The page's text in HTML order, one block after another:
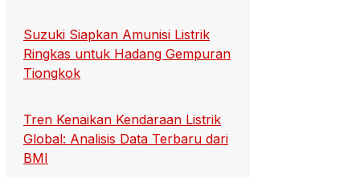
Suzuki Siapkan Amunisi Listrik
Ringkas untuk Hadang Gempuran
Tiongkok
Tren Kenaikan Kendaraan Listrik
Global: Analisis Data Terbaru dari
BMI